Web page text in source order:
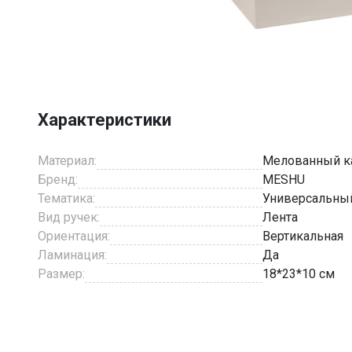
2
Характеристики
Материал:
Мелованный
Бренд:
MESHU
Тематика:
Вид ручек:
Лента
Ориентация:
Вертикальная
Ламинация:
Да
Размер:
18*23*10 см